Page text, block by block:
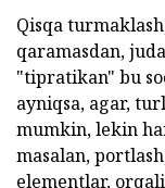
Qisqa
qaramasdan,
"tipratikan" bu
ayniqsa, agar,
mumkin, lekin
masalan,
elementlar,